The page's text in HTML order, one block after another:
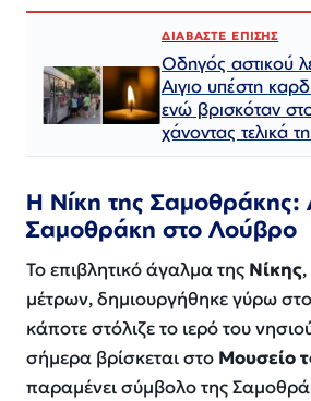
ΔΙΑΒΑΣΤΕ ΕΠΙΣΗΣ
Οδηγός αστικού
Αιγιο υπέστη
ενώ βρισκόταν στο
χάνοντας τελικά
Η Νίκη της Σαμοθράκης:
Σαμοθράκη στο Λούβρο
Το επιβλητικό άγαλμα της Νίκης
μέτρων, δημιουργήθηκε γύρω
κάποτε στόλιζε το ιερό του
σήμερα βρίσκεται στο Μουσείο
παραμένει σύμβολο της